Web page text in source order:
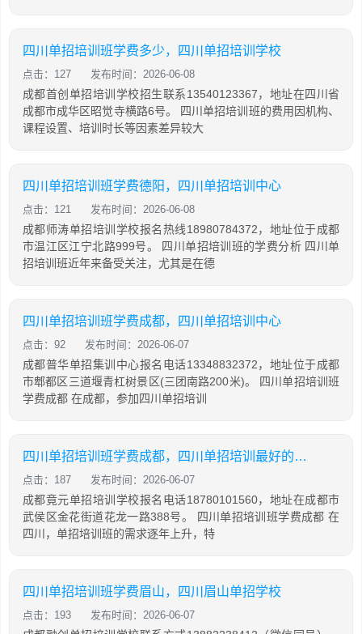
四川单招培训班学费多少，四川单招培训学校
点击：127 发布时间：2026-06-08
成都首创单招培训学校招生联系13540123367，地址在四川省
成都市成华区昭觉寺横路6号。 四川单招培训班的费用因机构、
课程设置、培训时长等因素差异较大
四川单招培训班学费德阳，四川单招培训中心
点击：121 发布时间：2026-06-08
成都师涛单招培训学校报名热线18980784372，地址位于成都
市温江区江宁北路999号。 四川单招培训班的学费分析 四川单
招培训班近年来备受关注，尤其是在德
四川单招培训班学费成都，四川单招培训中心
点击：92 发布时间：2026-06-07
成都普华单招集训中心报名电话13348832372，地址位于成都
市郫都区三道堰青杠树景区(三团南路200米)。 四川单招培训班
学费成都 在成都，参加四川单招培训
四川单招培训班学费成都，四川单招培训最好的学校
点击：187 发布时间：2026-06-07
成都竟元单招培训学校报名电话18780101560，地址在成都市
武侯区金花街道花龙一路388号。 四川单招培训班学费成都 在
四川，单招培训班的需求逐年上升，特
四川单招培训班学费眉山，四川眉山单招学校
点击：193 发布时间：2026-06-07